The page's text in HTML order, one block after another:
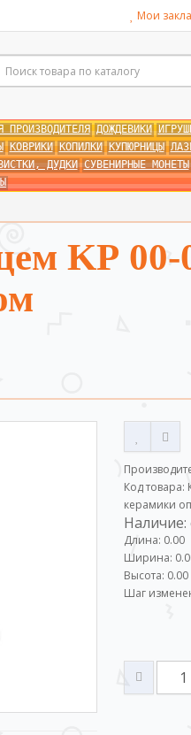
Мои
ПРОИЗВОДИТЕЛЯ ДОЖДЕВИКИ
КОВРИКИ КОПИЛКИ КУПЮРНИЦЫ
ДУДКИ СУВЕНИРНЫЕ МОНЕТЫ
KР
Код товара:
керамики
Длина: 0.00
Ширина:
Высота: 0.00
Шаг